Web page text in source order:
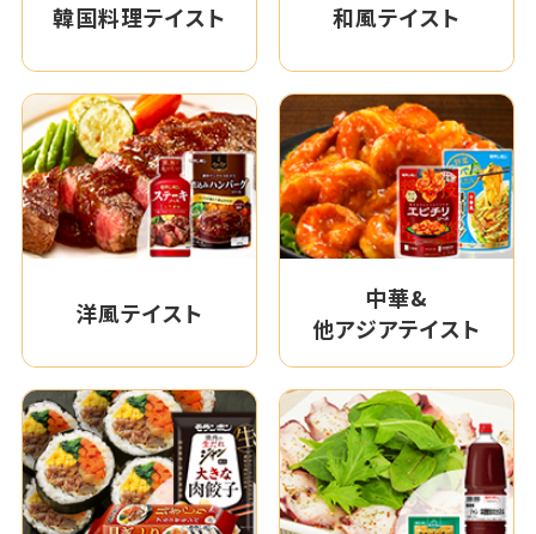
韓国料理テイスト 和風テイスト
洋風テイスト
中華&
他アジアテイスト